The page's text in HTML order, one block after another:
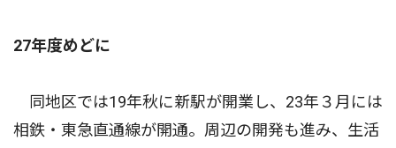
27年度めどに
同地区では19年秋に新駅が開業し、23年３月には
相鉄・東急直通線が開通。周辺の開発も進み、生活